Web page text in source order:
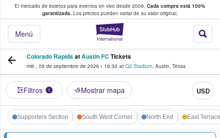
El mercado de boletos para eventos en vivo desde 2009. Cada compra está 100%
garantizada. Los precios pueden variar de su valor original.
StubHub: donde
Menú
fans compran y venden boletos
Colorado RapidsatAustin FC Tickets
mié., 09 de septiembre de 2026 • 19:30 at Q2 Stadium, Austin, Texas
Filtros 1 Mostrar mapa USD
Supporters Section South West Corner North End East Terrace